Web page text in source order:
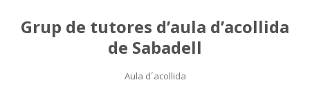
Grup de tutores d’aula d’acollida
de Sabadell
Aula d´acollida